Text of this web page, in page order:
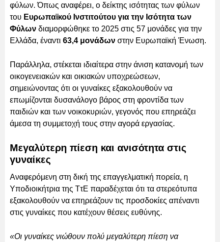
φύλων. Όπως αναφέρει, ο δείκτης ισότητας των φύλων
του Ευρωπαϊκού Ινστιτούτου για την Ισότητα των
Φύλων διαμορφώθηκε το 2025 στις 57 μονάδες για την
Ελλάδα, έναντι 63,4 μονάδων στην Ευρωπαϊκή Ένωση.
Παράλληλα, στέκεται ιδιαίτερα στην άνιση κατανομή των
οικογενειακών και οικιακών υποχρεώσεων,
σημειώνοντας ότι οι γυναίκες εξακολουθούν να
επωμίζονται δυσανάλογο βάρος στη φροντίδα των
παιδιών και των νοικοκυριών, γεγονός που επηρεάζει
άμεσα τη συμμετοχή τους στην αγορά εργασίας.
Μεγαλύτερη πίεση και ανισότητα στις
γυναίκες
Αναφερόμενη στη δική της επαγγελματική πορεία, η
Υποδιοικήτρια της ΤτΕ παραδέχεται ότι τα στερεότυπα
εξακολουθούν να επηρεάζουν τις προσδοκίες απέναντι
στις γυναίκες που κατέχουν θέσεις ευθύνης.
«Οι γυναίκες νιώθουν πολύ μεγαλύτερη πίεση να